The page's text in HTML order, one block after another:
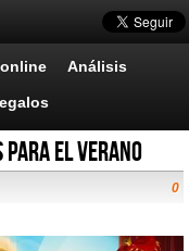
Análisis
para el Verano
0